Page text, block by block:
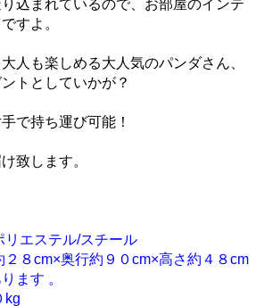
込まれているので、お部屋のインテ
すよ。
人も楽しめる大人気のパンダさん、
トとしていかが？
で持ち運び可能！
致します。
リエステル/スチール
２８cm×奥行約９０cm×高さ約４８cm
ます 。
kg